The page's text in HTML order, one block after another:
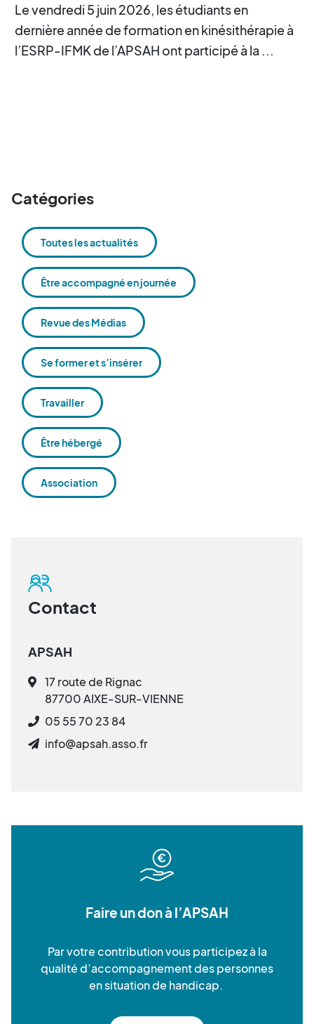
Le vendredi 5 juin 2026, les étudiants en
dernière année de formation en kinésithérapie à
l’ESRP-IFMK de l’APSAH ont participé à la ...
Catégories
Toutes les actualités
Être accompagné en journée
Revue des Médias
Se former et s’insérer
Travailler
Être hébergé
Association
Contact
APSAH
17 route de Rignac
87700 AIXE-SUR-VIENNE
05 55 70 23 84
info@apsah.asso.fr
Faire un don à l’APSAH
Par votre contribution vous participez à la
qualité d’accompagnement des personnes
en situation de handicap.